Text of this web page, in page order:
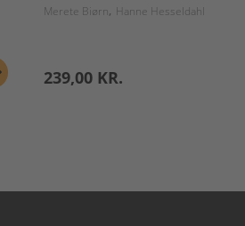
Merete Biørn Hanne Hesseldahl
239,00 KR.